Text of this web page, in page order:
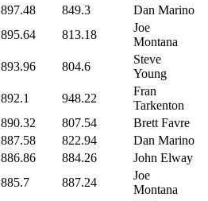
897.48 849.3
Dan Marino
895.64 813.18
Joe
Montana
893.96 804.6
Steve
Young
892.1 948.22
Fran
Tarkenton
890.32 807.54
Brett Favre
887.58 822.94
Dan Marino
886.86 884.26
John Elway
885.7 887.24
Joe
Montana